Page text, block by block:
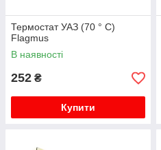
Термостат УАЗ (70 ° C)
Flagmus
В наявності
252 ₴
Купити